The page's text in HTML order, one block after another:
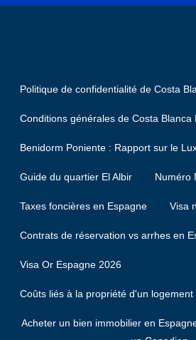
Politique de confidentialité de Costa
Conditions générales de Costa Blanca
Benidorm Poniente : Rapport sur le
Guide du quartier El Albir Numéro
Taxes foncières en Espagne Visa
Contrats de réservation vs arrhes en
Visa Or Espagne 2026
Coûts liés à la propriété d'un logement
Acheter un bien immobilier en